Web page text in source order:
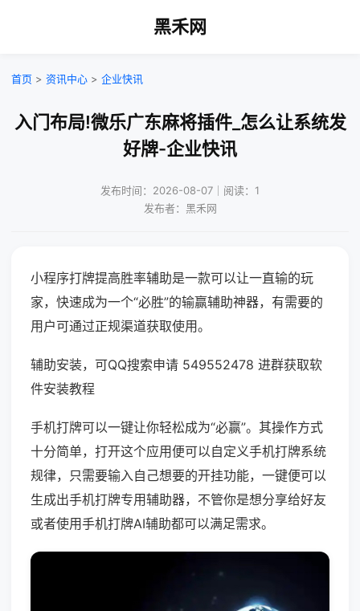
黑禾网
首页 > 资讯中心 > 企业快讯
入门布局!微乐广东麻将插件_怎么让系统发
好牌-企业快讯
发布时间：2026-08-07｜阅读：1
发布者：黑禾网
小程序打牌提高胜率辅助是一款可以让一直输的玩
家，快速成为一个“必胜”的输赢辅助神器，有需要的
用户可通过正规渠道获取使用。
辅助安装，可QQ搜索申请 549552478 进群获取软
件安装教程
手机打牌可以一键让你轻松成为“必赢”。其操作方式
十分简单，打开这个应用便可以自定义手机打牌系统
规律，只需要输入自己想要的开挂功能，一键便可以
生成出手机打牌专用辅助器，不管你是想分享给好友
或者使用手机打牌AI辅助都可以满足需求。